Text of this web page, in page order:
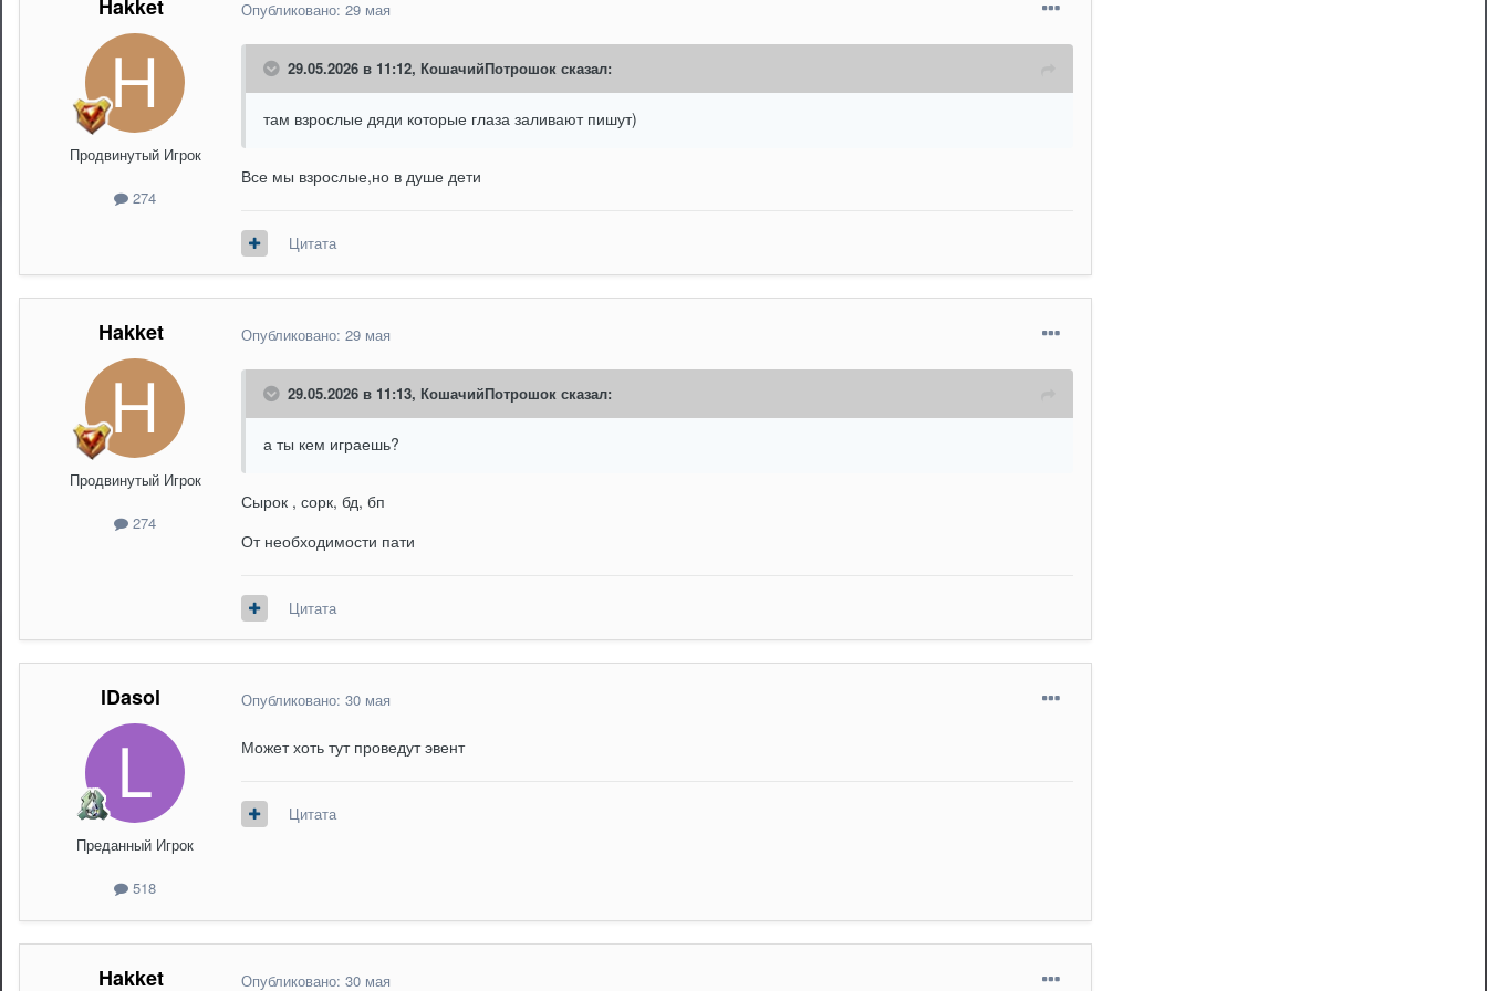
Hakket
Продвинутый Игрок
274
Опубликовано: 29 мая
29.05.2026 в 11:12, КошачийПотрошок сказал:
там взрослые дяди которые глаза заливают пишут)
Все мы взрослые,но в душе дети
Цитата
Hakket
Продвинутый Игрок
274
Опубликовано: 29 мая
29.05.2026 в 11:13, КошачийПотрошок сказал:
а ты кем играешь?
Сырок , сорк, бд, бп
От необходимости пати
Цитата
lDasol
Преданный Игрок
518
Опубликовано: 30 мая
Может хоть тут проведут эвент
Цитата
Hakket Опубликовано: 30 мая